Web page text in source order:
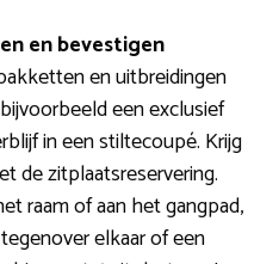
en bevestigen
en uitbreidingen
een exclusief
in een stiltecoupé. Krijg
de zitplaatsreservering.
raam of aan het gangpad,
elkaar of een